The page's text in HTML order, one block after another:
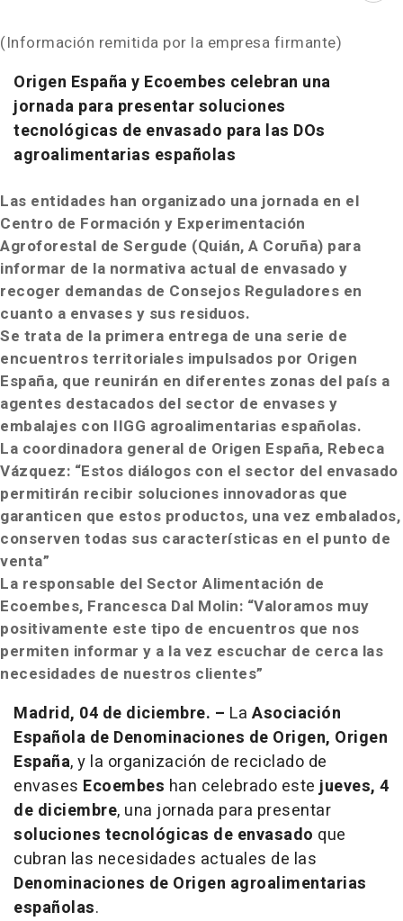
(Información remitida por la empresa firmante)
Origen España y Ecoembes celebran una
jornada para presentar soluciones
tecnológicas de envasado para las DOs
agroalimentarias españolas
Las entidades han organizado una jornada en el
Centro de Formación y Experimentación
Agroforestal de Sergude (Quián, A Coruña) para
informar de la normativa actual de envasado y
recoger demandas de Consejos Reguladores en
cuanto a envases y sus residuos.
Se trata de la primera entrega de una serie de
encuentros territoriales impulsados por Origen
España, que reunirán en diferentes zonas del país a
agentes destacados del sector de envases y
embalajes con IIGG agroalimentarias españolas.
La coordinadora general de Origen España, Rebeca
Vázquez: “Estos diálogos con el sector del envasado
permitirán recibir soluciones innovadoras que
garanticen que estos productos, una vez embalados,
conserven todas sus características en el punto de
venta”
La responsable del Sector Alimentación de
Ecoembes, Francesca Dal Molin: “Valoramos muy
positivamente este tipo de encuentros que nos
permiten informar y a la vez escuchar de cerca las
necesidades de nuestros clientes”
Madrid, 04 de diciembre. – La Asociación
Española de Denominaciones de Origen, Origen
España, y la organización de reciclado de
envases Ecoembes han celebrado estejueves, 4
de diciembre, una jornada para presentar
soluciones tecnológicas de envasado que
cubran las necesidades actuales de las
Denominaciones de Origen agroalimentarias
españolas.